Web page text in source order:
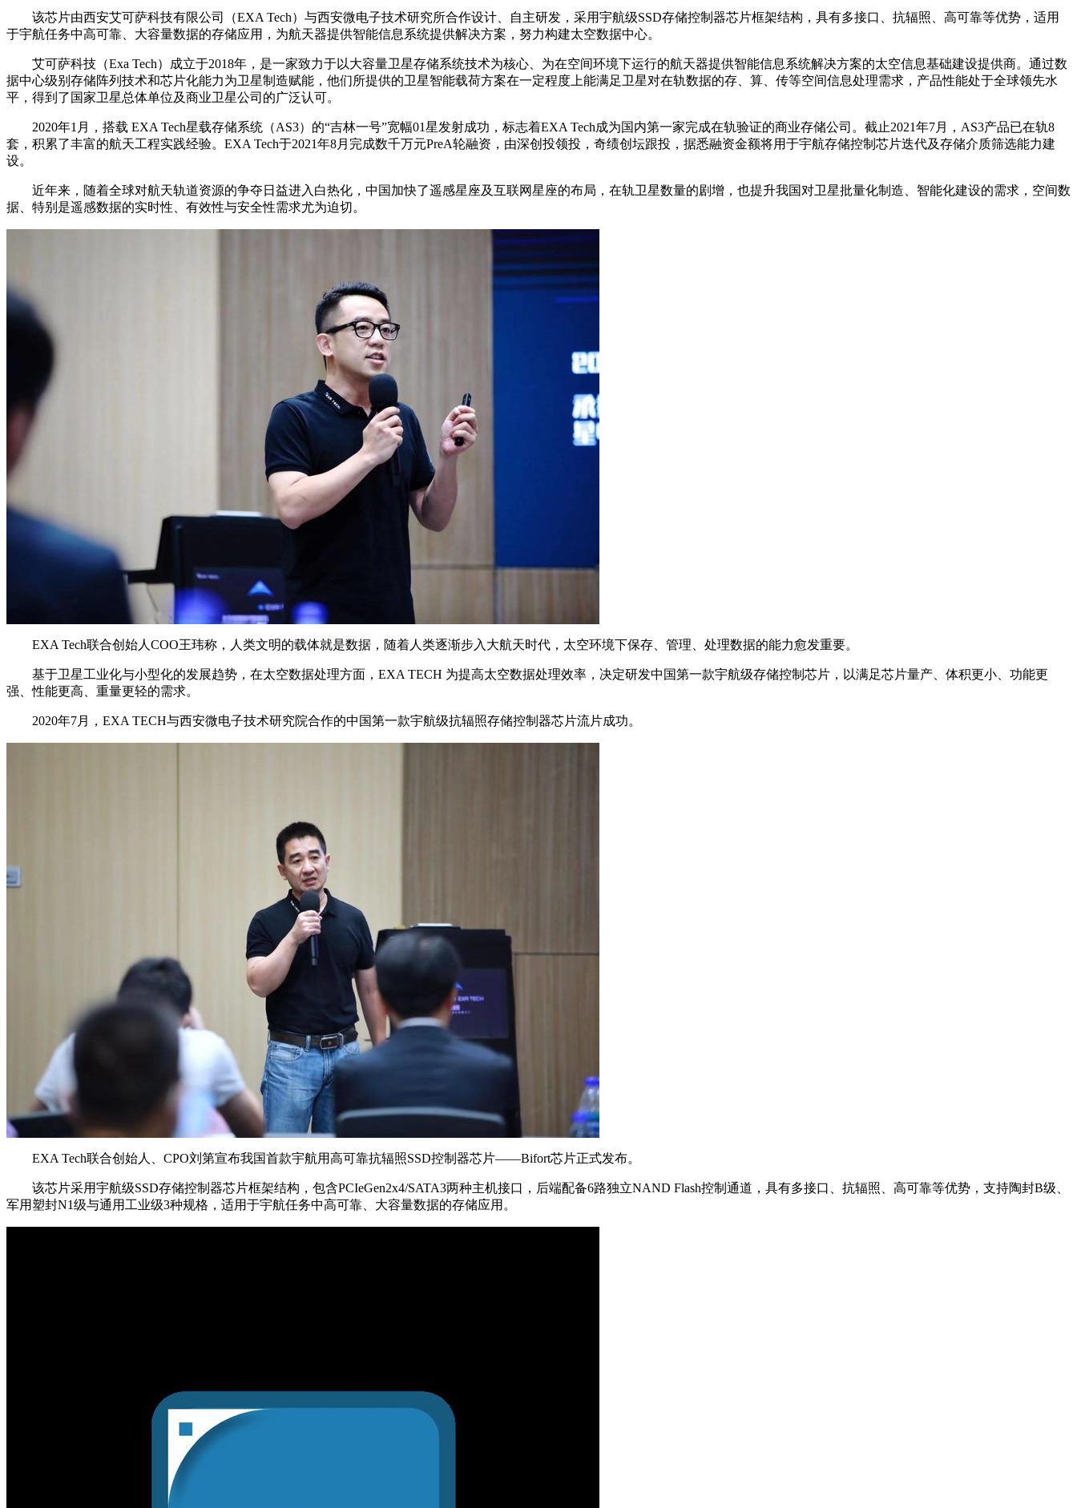
该芯片由西安艾可萨科技有限公司（EXA Tech）与西安微电子技术研究所合作设计、自主研发，采用宇航级SSD存储控制器芯片框架结构，具有多接口、抗辐照、高可靠等优势，适用
于宇航任务中高可靠、大容量数据的存储应用，为航天器提供智能信息系统提供解决方案，努力构建太空数据中心。
艾可萨科技（Exa Tech）成立于2018年，是一家致力于以大容量卫星存储系统技术为核心、为在空间环境下运行的航天器提供智能信息系统解决方案的太空信息基础建设提供商。通过数
据中心级别存储阵列技术和芯片化能力为卫星制造赋能，他们所提供的卫星智能载荷方案在一定程度上能满足卫星对在轨数据的存、算、传等空间信息处理需求，产品性能处于全球领先水
平，得到了国家卫星总体单位及商业卫星公司的广泛认可。
2020年1月，搭载 EXA Tech星载存储系统（AS3）的“吉林一号”宽幅01星发射成功，标志着EXA Tech成为国内第一家完成在轨验证的商业存储公司。截止2021年7月，AS3产品已在轨8
套，积累了丰富的航天工程实践经验。EXA Tech于2021年8月完成数千万元PreA轮融资，由深创投领投，奇绩创坛跟投，据悉融资金额将用于宇航存储控制芯片迭代及存储介质筛选能力建
设。
近年来，随着全球对航天轨道资源的争夺日益进入白热化，中国加快了遥感星座及互联网星座的布局，在轨卫星数量的剧增，也提升我国对卫星批量化制造、智能化建设的需求，空间数
据、特别是遥感数据的实时性、有效性与安全性需求尤为迫切。
EXA Tech联合创始人COO王玮称，人类文明的载体就是数据，随着人类逐渐步入大航天时代，太空环境下保存、管理、处理数据的能力愈发重要。
基于卫星工业化与小型化的发展趋势，在太空数据处理方面，EXA TECH 为提高太空数据处理效率，决定研发中国第一款宇航级存储控制芯片，以满足芯片量产、体积更小、功能更
强、性能更高、重量更轻的需求。
2020年7月，EXA TECH与西安微电子技术研究院合作的中国第一款宇航级抗辐照存储控制器芯片流片成功。
EXA Tech联合创始人、CPO刘第宣布我国首款宇航用高可靠抗辐照SSD控制器芯片——Bifort芯片正式发布。
该芯片采用宇航级SSD存储控制器芯片框架结构，包含PCIeGen2x4/SATA3两种主机接口，后端配备6路独立NAND Flash控制通道，具有多接口、抗辐照、高可靠等优势，支持陶封B级、
军用塑封N1级与通用工业级3种规格，适用于宇航任务中高可靠、大容量数据的存储应用。